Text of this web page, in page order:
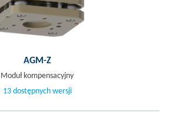
AGM-Z
Moduł kompensacyjny
13 dostępnych wersji